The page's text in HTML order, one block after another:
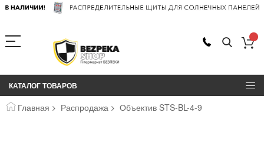
КАТАЛОГ ТОВАРОВ
Главная Распродажа Объектив STS-BL-4-9